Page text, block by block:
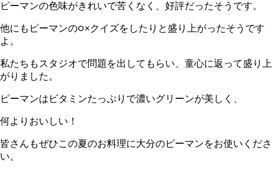
ピーマンの色味がきれいで苦くなく、好評だったそうです。
他にもピーマンの○×クイズをしたりと盛り上がったそうです
よ。
私たちもスタジオで問題を出してもらい、童心に返って盛り上
がりました。
ピーマンはビタミンたっぷりで濃いグリーンが美しく、
何よりおいしい！
皆さんもぜひこの夏のお料理に大分のピーマンをお使いくださ
い。